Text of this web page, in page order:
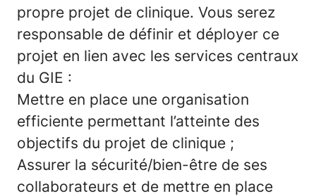
propre projet de clinique. Vous serez
responsable de définir et déployer ce
projet en lien avec les services centraux
du GIE :
Mettre en place une organisation
efficiente permettant l’atteinte des
objectifs du projet de clinique ;
Assurer la sécurité/bien-être de ses
collaborateurs et de mettre en place